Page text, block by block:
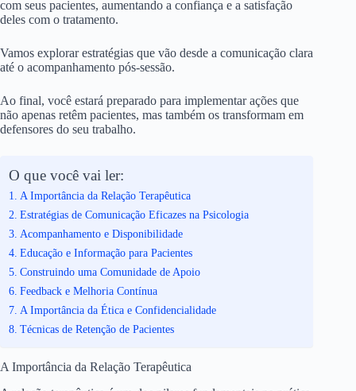
com seus pacientes, aumentando a confiança e a satisfação
deles com o tratamento.
Vamos explorar estratégias que vão desde a comunicação clara
até o acompanhamento pós-sessão.
Ao final, você estará preparado para implementar ações que
não apenas retêm pacientes, mas também os transformam em
defensores do seu trabalho.
O que você vai ler:
A Importância da Relação Terapêutica
Estratégias de Comunicação Eficazes na Psicologia
Acompanhamento e Disponibilidade
Educação e Informação para Pacientes
Construindo uma Comunidade de Apoio
Feedback e Melhoria Contínua
A Importância da Ética e Confidencialidade
Técnicas de Retenção de Pacientes
A Importância da Relação Terapêutica